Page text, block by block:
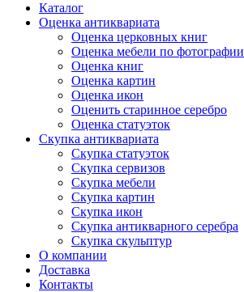
Каталог
Оценка антиквариата
Оценка церковных книг
Оценка мебели по фотографии
Оценка книг
Оценка картин
Оценка икон
Оценить старинное серебро
Оценка статуэток
Скупка антиквариата
Скупка статуэток
Скупка сервизов
Скупка мебели
Скупка картин
Скупка икон
Скупка антикварного серебра
Скупка скульптур
О компании
Доставка
Контакты